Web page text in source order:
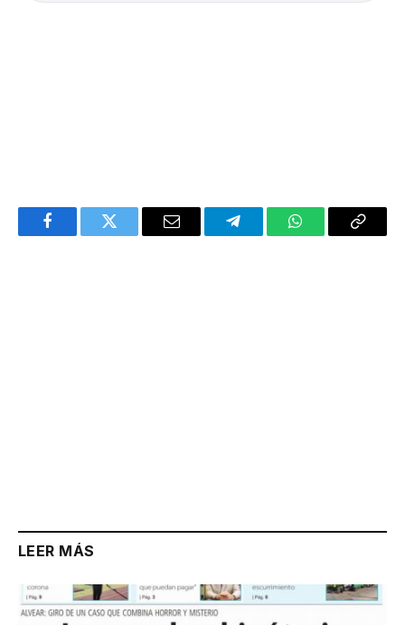
FacebookTwitter Email TelegramWhatsAppCopy
LEER MÁS